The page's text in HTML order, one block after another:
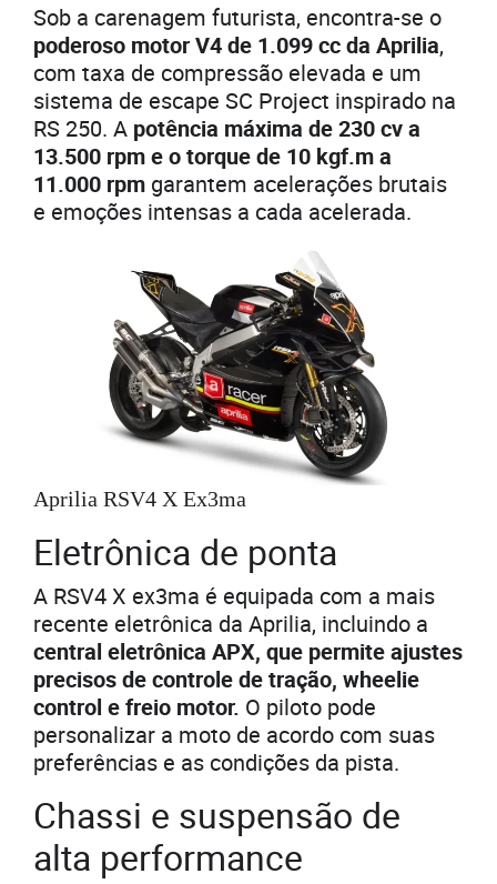
Sob a carenagem futurista, encontra-se o
poderoso motor V4 de 1.099 cc da Aprilia,
com taxa de compressão elevada e um
sistema de escape SC Project inspirado na
RS 250. A potência máxima de 230 cv a
13.500 rpm e o torque de 10 kgf.m a
11.000 rpm garantem acelerações brutais
e emoções intensas a cada acelerada.
Aprilia RSV4 X Ex3ma
Eletrônica de ponta
A RSV4 X ex3ma é equipada com a mais
recente eletrônica da Aprilia, incluindo a
central eletrônica APX, que permite ajustes
precisos de controle de tração, wheelie
control e freio motor. O piloto pode
personalizar a moto de acordo com suas
preferências e as condições da pista.
Chassi e suspensão de
alta performance